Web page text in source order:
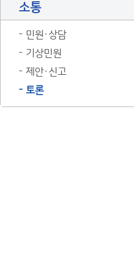
소통
민원·상담
기상민원
제안·신고
토론